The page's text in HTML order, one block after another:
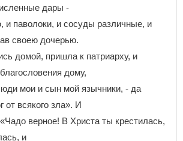
дары -
и паволоки, и сосуды различные, и
своею дочерью.
домой, пришла к патриарху, и
дому,
мои и сын мой язычники, - да
от всякого зла». И
верное! В Христа ты крестилась,
и